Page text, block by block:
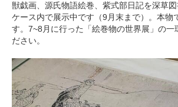
獣戯画、源氏物語絵巻、紫式部日記を深草
ケース内で展示中です（9月末まで）。本物
す。7~8月に行った「絵巻物の世界展」の一
ださい。